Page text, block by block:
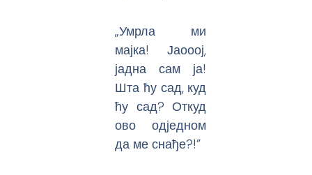
„Умрла ми
мајка! Јаооој,
јадна сам ја!
Шта ћу сад, куд
ћу сад? Откуд
ово одједном
да ме снађе?!”